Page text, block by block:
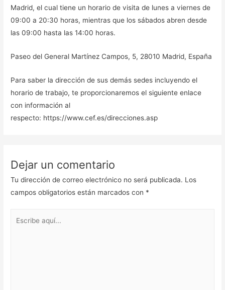
Madrid, el cual tiene un horario de visita de lunes a viernes de
09:00 a 20:30 horas, mientras que los sábados abren desde
las 09:00 hasta las 14:00 horas.
Paseo del General Martínez Campos, 5, 28010 Madrid, España
Para saber la dirección de sus demás sedes incluyendo el
horario de trabajo, te proporcionaremos el siguiente enlace
con información al
respecto: https://www.cef.es/direcciones.asp
Dejar un comentario
Tu dirección de correo electrónico no será publicada. Los
campos obligatorios están marcados con *